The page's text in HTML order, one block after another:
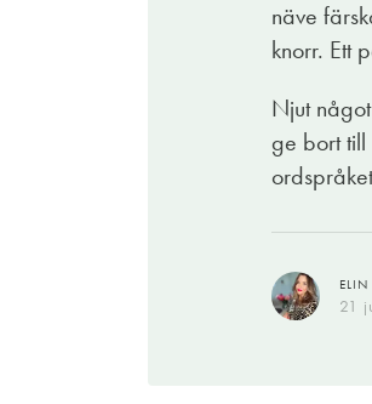
näve
knorr. Ett
Njut
ge bort till
ELIN
21
26 nov. 2024